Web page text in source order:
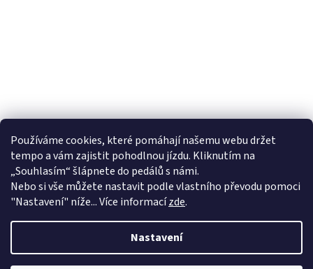
Používáme cookies, které pomáhají našemu webu držet
tempo a vám zajistit pohodlnou jízdu. Kliknutím na
„Souhlasím“ šlápnete do pedálů s námi.
Nebo si vše můžete nastavit podle vlastního převodu pomoci
"Nastavení" níže... Více informacízde.
Nastavení